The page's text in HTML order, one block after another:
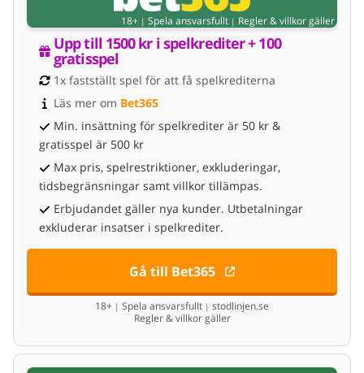
18+ | Spela ansvarsfullt | Regler & villkor gäller
Upp till 1500 kr i spelkrediter + 100
gratisspel
1x fastställt spel för att få spelkrediterna
Läs mer om Bet365
Min. insättning för spelkrediter är 50 kr &
gratisspel är 500 kr
Max pris, spelrestriktioner, exkluderingar,
tidsbegränsningar samt villkor tillämpas.
Erbjudandet gäller nya kunder. Utbetalningar
exkluderar insatser i spelkrediter.
Gå till Bet365
18+ | Spela ansvarsfullt | stodlinjen.se
Regler & villkor gäller